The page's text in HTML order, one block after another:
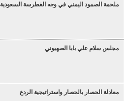
ملحمة الصمود اليمني في وجه الغطرسة السعودية
مجلس سلام علي بابا الصهيوني
معادلة الحصار بالحصار واستراتيجية الردع